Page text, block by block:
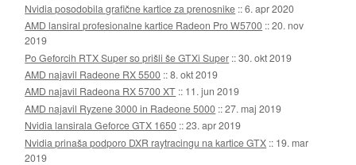
Nvidia posodobila grafične kartice za prenosnike ::6. apr 2020
AMD lansiral profesionalne kartice Radeon Pro W5700 ::20. nov
2019
Po Geforcih RTX Super so prišli še GTXi Super ::30. okt 2019
AMD najavil Radeone RX 5500 ::8. okt 2019
AMD najavil Radeona RX 5700 XT :: 11. jun 2019
AMD najavil Ryzene 3000 in Radeone 5000 ::27. maj 2019
Nvidia lansirala Geforce GTX 1650 ::23. apr 2019
Nvidia prinaša podporo DXR raytracingu na kartice GTX :: 19. mar
2019